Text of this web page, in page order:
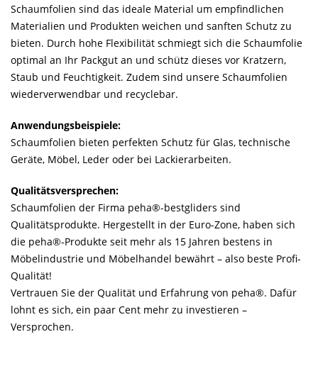
Schaumfolien sind das ideale Material um empfindlichen
Materialien und Produkten weichen und sanften Schutz zu
bieten. Durch hohe Flexibilität schmiegt sich die Schaumfolie
optimal an Ihr Packgut an und schütz dieses vor Kratzern,
Staub und Feuchtigkeit. Zudem sind unsere Schaumfolien
wiederverwendbar und recyclebar.
Anwendungsbeispiele:
Schaumfolien bieten perfekten Schutz für Glas, technische
Geräte, Möbel, Leder oder bei Lackierarbeiten.
Qualitätsversprechen:
Schaumfolien der Firma peha®-bestgliders sind
Qualitätsprodukte. Hergestellt in der Euro-Zone, haben sich
die peha®-Produkte seit mehr als 15 Jahren bestens in
Möbelindustrie und Möbelhandel bewährt – also beste Profi-
Qualität!
Vertrauen Sie der Qualität und Erfahrung von peha®. Dafür
lohnt es sich, ein paar Cent mehr zu investieren –
Versprochen.